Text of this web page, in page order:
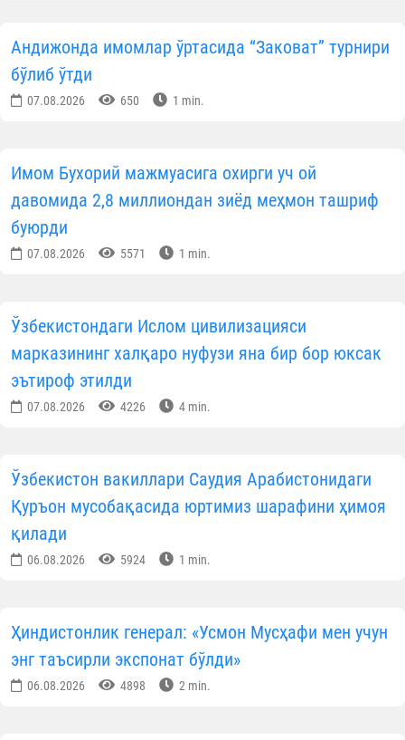
Андижонда имомлар ўртасида “Заковат” турнири
бўлиб ўтди
07.08.2026 650 1 min.
Имом Бухорий мажмуасига охирги уч ой
давомида 2,8 миллиондан зиёд меҳмон ташриф
буюрди
07.08.2026 5571 1 min.
Ўзбекистондаги Ислом цивилизацияси
марказининг халқаро нуфузи яна бир бор юксак
эътироф этилди
07.08.2026 4226 4 min.
Ўзбекистон вакиллари Саудия Арабистонидаги
Қуръон мусобақасида юртимиз шарафини ҳимоя
қилади
06.08.2026 5924 1 min.
Ҳиндистонлик генерал: «Усмон Мусҳафи мен учун
энг таъсирли экспонат бўлди»
06.08.2026 4898 2 min.